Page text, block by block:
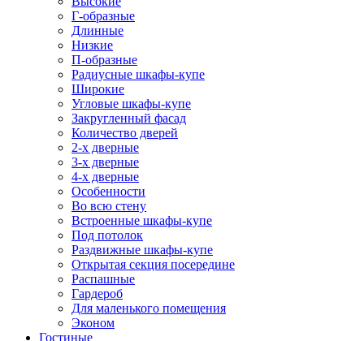
Г-образные
Длинные
Низкие
П-образные
Радиусные шкафы-купе
Широкие
Угловые шкафы-купе
Закругленный фасад
Количество дверей
2-х дверные
3-х дверные
4-х дверные
Особенности
Во всю стену
Встроенные шкафы-купе
Под потолок
Раздвижные шкафы-купе
Открытая секция посередине
Распашные
Гардероб
Для маленького помещения
Эконом
Гостиные